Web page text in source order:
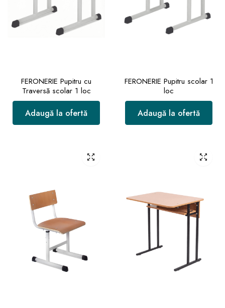
FERONERIE Pupitru cu
Traversă scolar 1 loc
Adaugă la ofertă
FERONERIE Pupitru scolar 1
loc
Adaugă la ofertă